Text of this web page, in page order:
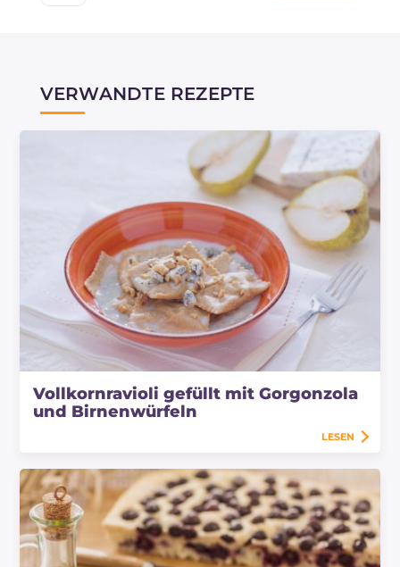
VERWANDTE REZEPTE
Vollkornravioli gefüllt mit Gorgonzola
und Birnenwürfeln
LESEN